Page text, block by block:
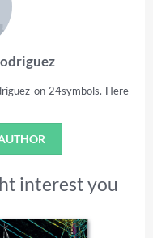
on 24symbols. Here
interest you